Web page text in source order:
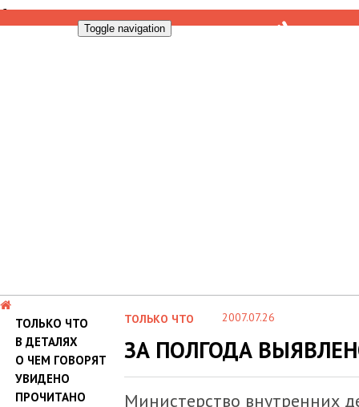
Toggle navigation
ТОЛЬКО ЧТО
В ДЕТАЛЯХ
О ЧЕМ ГОВОРЯТ
УВИДЕНО
ПРОЧИТАНО
ТОЛЬКО ЧТО 2007.07.26
ЗА ПОЛГОДА
Министерство внутренних